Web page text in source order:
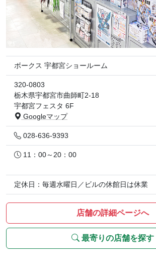
ボークス 宇都宮ショールーム
320-0803
栃木県宇都宮市曲師町2-18
宇都宮フェスタ 6F
Googleマップ
028-636-9393
11：00～20：00
定休日：毎週水曜日／ビルの休館日は休業
店舗の詳細ページへ
最寄りの店舗を探す